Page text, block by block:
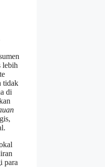
lebih
tidak
di
para